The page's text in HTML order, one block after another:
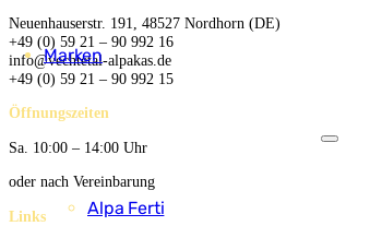
Marken
Alpa Ferti
Neuenhauserstr. 191, 48527 Nordhorn (DE)
+49 (0) 59 21 – 90 992 16
info@vechtetal-alpakas.de
+49 (0) 59 21 – 90 992 15
Öffnungszeiten
Sa. 10:00 – 14:00 Uhr
oder nach Vereinbarung
Links